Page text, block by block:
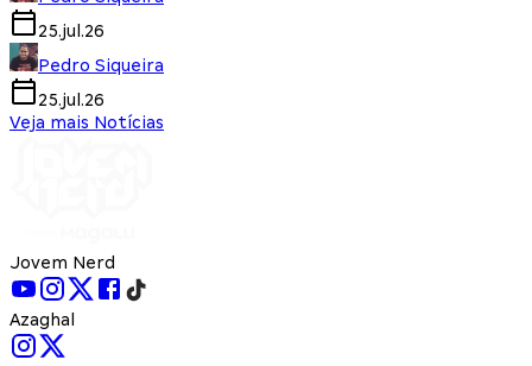
25.jul.26
Pedro Siqueira
25.jul.26
Veja mais Notícias
Jovem Nerd
Azaghal